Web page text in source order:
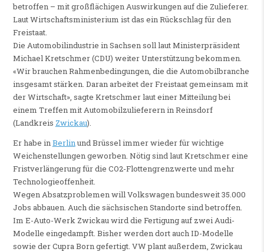
betroffen – mit großflächigen Auswirkungen auf die Zulieferer.
Laut Wirtschaftsministerium ist das ein Rückschlag für den
Freistaat.
Die Automobilindustrie in Sachsen soll laut Ministerpräsident
Michael Kretschmer (CDU) weiter Unterstützung bekommen.
«Wir brauchen Rahmenbedingungen, die die Automobilbranche
insgesamt stärken. Daran arbeitet der Freistaat gemeinsam mit
der Wirtschaft», sagte Kretschmer laut einer Mitteilung bei
einem Treffen mit Automobilzulieferern in Reinsdorf
(Landkreis Zwickau).
Er habe inBerlinund Brüssel immer wieder für wichtige
Weichenstellungen geworben. Nötig sind laut Kretschmer eine
Fristverlängerung für die CO2-Flottengrenzwerte und mehr
Technologieoffenheit.
Wegen Absatzproblemen will Volkswagen bundesweit 35.000
Jobs abbauen. Auch die sächsischen Standorte sind betroffen.
Im E-Auto-Werk Zwickau wird die Fertigung auf zwei Audi-
Modelle eingedampft. Bisher werden dort auch ID-Modelle
sowie der Cupra Born gefertigt. VW plant außerdem, Zwickau